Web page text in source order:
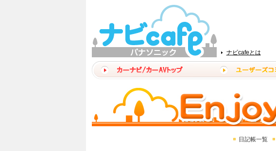
ナビcafeとは
日記帳一覧